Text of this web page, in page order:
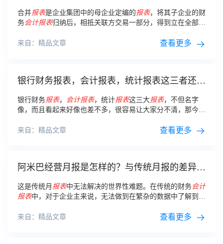
合并报表是企业集团中的母企业定编的报表，将其子企业的财
务会计报表归纳后，相抵关联方交易一部分，得到立在全部集
来自：精品文章
查看更多
银行财务报表，会计报表，统计报表这三者还傻
银行财务报表， 会计报表，统计报表这三大报表，不但名字
像，而且看起来好像也差不多，很容易让大家分不清，那今天
么： 一、三种报表
来自：精品文章 查看更多
阿米巴经营月报是怎样的？与传统月报的差异区
这是传统月 报表中无法解决的世界性难题。在传统的财务会计
报表中，对于企业主来说，无法做到在繁杂的数据中了解到业
月报与传统月报的4点差异区别。
来自：精品文章 查看更多